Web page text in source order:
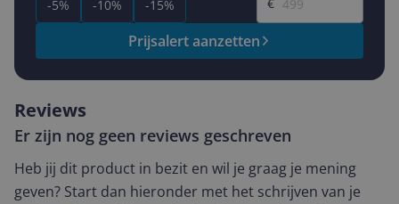
-5% -10% -15%
Prijsalert aanzetten
Reviews
Er zijn nog geen reviews geschreven
Heb jij dit product in bezit en wil je graag je mening
geven? Start dan hieronder met het schrijven van je